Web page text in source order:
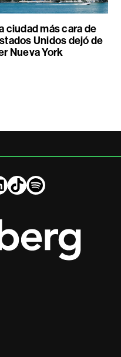
ciudad más cara de
Unidos dejó de
Nueva York